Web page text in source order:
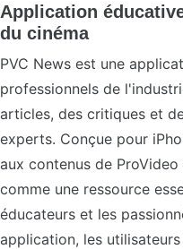
Application
du cinéma
PVC News est une
professionnels de
articles, des critiques et
experts. Conçue pour
aux contenus de
comme une ressource
éducateurs et les
application, les